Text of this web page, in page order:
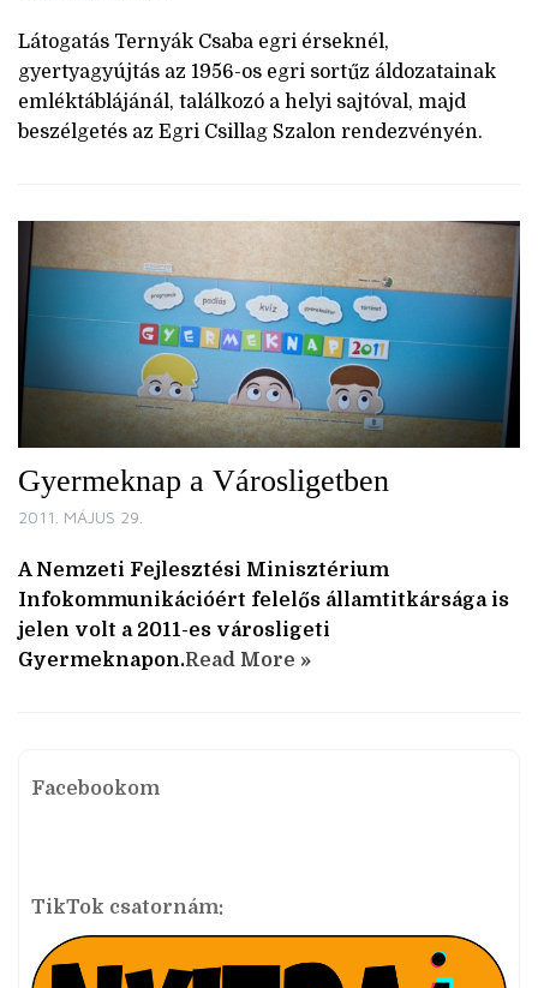
Látogatás Ternyák Csaba egri érseknél,
gyertyagyújtás az 1956-os egri sortűz áldozatainak
emléktáblájánál, találkozó a helyi sajtóval, majd
beszélgetés az Egri Csillag Szalon rendezvényén.
Gyermeknap a Városligetben
2011. MÁJUS 29.
A Nemzeti Fejlesztési Minisztérium
Infokommunikációért felelős államtitkársága is
jelen volt a 2011-es városligeti
Gyermeknapon.Read More »
Facebookom
TikTok csatornám: